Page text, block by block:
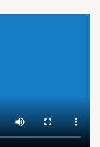
特派网址